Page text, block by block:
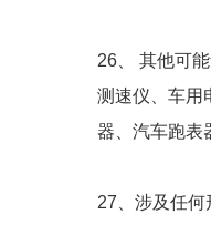
26、 其他可
测速仪、车用
器、汽车跑表
27、涉及任何